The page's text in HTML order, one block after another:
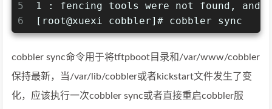
5
6
1 : fencing tools were not found, and
[root@xuexi cobbler]# cobbler sync
cobbler sync命令用于将tftpboot目录和/var/www/cobbler
保持最新，当/var/lib/cobbler或者kickstart文件发生了变
化，应该执行一次cobbler sync或者直接重启cobbler服